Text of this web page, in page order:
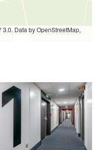
3.0. Data by OpenStreetMap,